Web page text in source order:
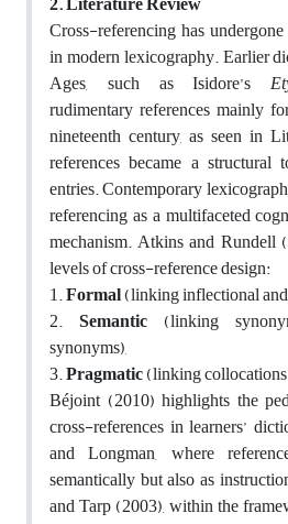
Cross-referencing has
in modern lexicography. Earlier
Ages, such as Isidore’s
rudimentary references mainly
nineteenth century, as seen in
references became a
entries. Contemporary
referencing as a multifaceted
mechanism. Atkins and Rundell
levels of cross-reference design:
1.Formal(linking inflectional
2. Semantic (linking
synonyms),
3.Pragmatic(linking
Béjoint (2010) highlights the
cross-references in learners’
and Longman, where
semantically but also as
and Tarp (2003), within the